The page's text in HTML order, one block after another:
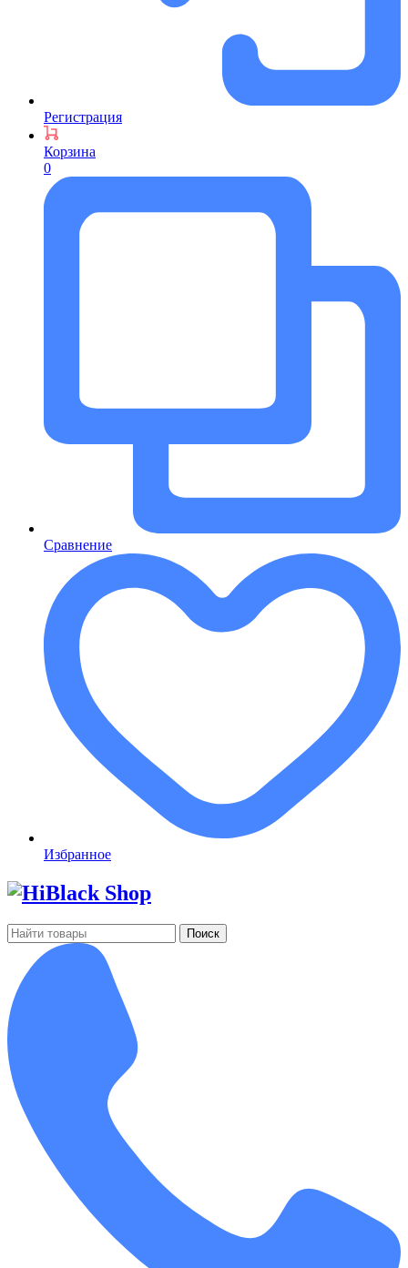
Регистрация
Корзина
0
Сравнение
Избранное
Поиск